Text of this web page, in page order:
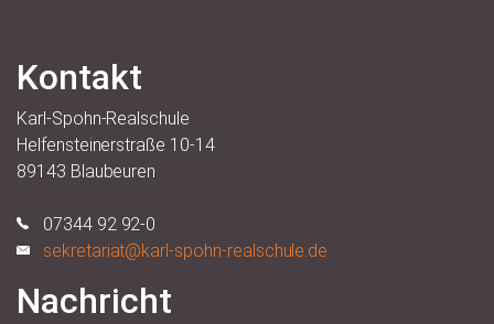
Kontakt
Karl-Spohn-Realschule
Helfensteinerstraße 10-14
89143 Blaubeuren
07344 92 92-0
sekretariat@karl-spohn-realschule.de
Nachricht